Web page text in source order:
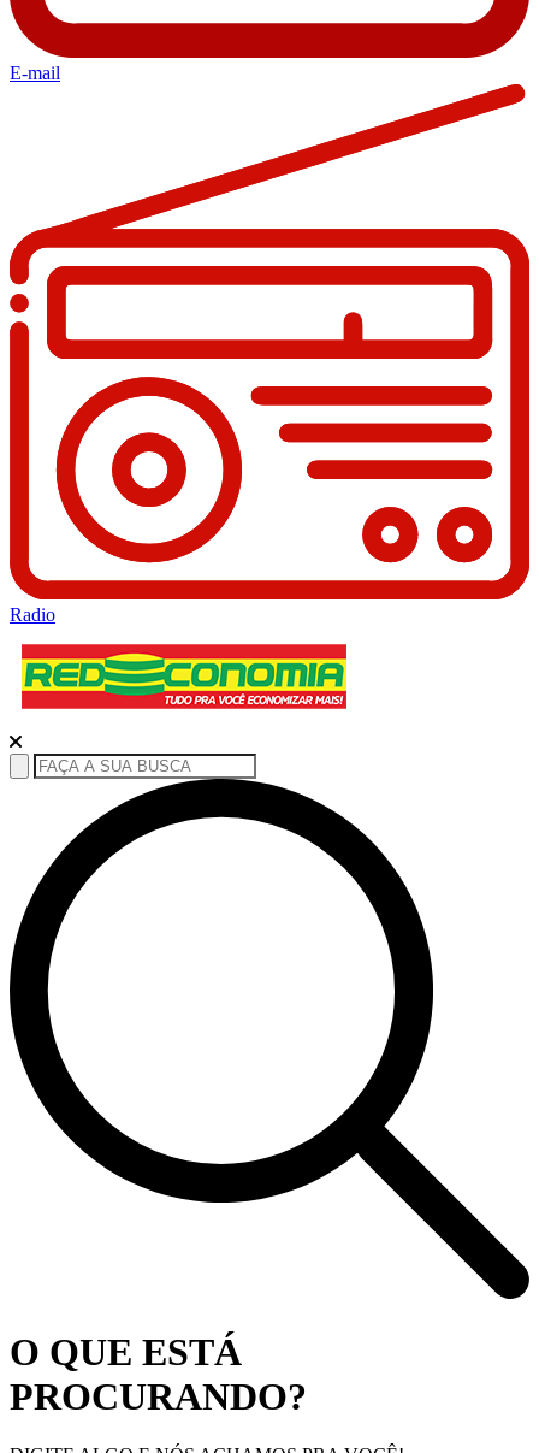
E-mail
Radio
O QUE ESTÁ
PROCURANDO?